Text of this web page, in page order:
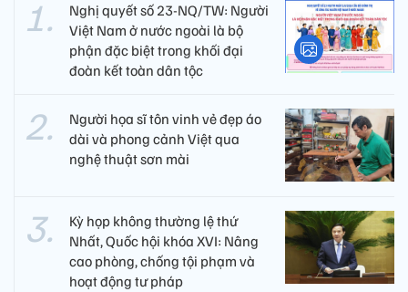
Nghị quyết số 23-NQ/TW: Người
Việt Nam ở nước ngoài là bộ
phận đặc biệt trong khối đại
đoàn kết toàn dân tộc
Người họa sĩ tôn vinh vẻ đẹp áo
dài và phong cảnh Việt qua
nghệ thuật sơn mài
Kỳ họp không thường lệ thứ
Nhất, Quốc hội khóa XVI: Nâng
cao phòng, chống tội phạm và
hoạt động tư pháp